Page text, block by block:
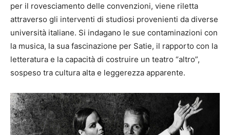
per il rovesciamento delle convenzioni, viene riletta
attraverso gli interventi di studiosi provenienti da diverse
università italiane. Si indagano le sue contaminazioni con
la musica, la sua fascinazione per Satie, il rapporto con la
letteratura e la capacità di costruire un teatro “altro”,
sospeso tra cultura alta e leggerezza apparente.